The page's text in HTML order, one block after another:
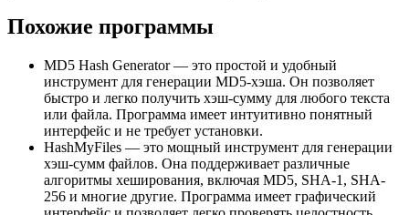
Похожие программы
MD5 Hash Generator — это простой и удобный
инструмент для генерации MD5-хэша. Он позволяет
быстро и легко получить хэш-сумму для любого текста
или файла. Программа имеет интуитивно понятный
интерфейс и не требует установки.
HashMyFiles — это мощный инструмент для генерации
хэш-сумм файлов. Она поддерживает различные
алгоритмы хеширования, включая MD5, SHA-1, SHA-
256 и многие другие. Программа имеет графический